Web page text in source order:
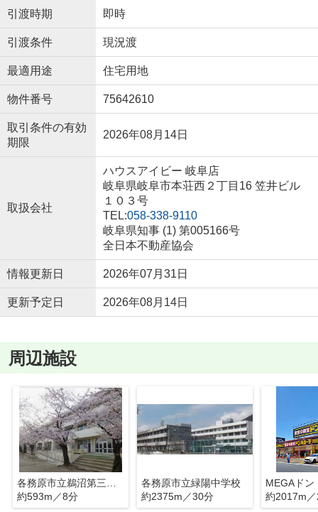
引渡時期 即時
引渡条件 現況渡
最適用途 住宅用地
物件番号 75642610
取引条件の有効
期限
2026年08月14日
取扱会社
ハウスアイビー 岐阜店
岐阜県岐阜市本荘西２丁目16 笠井ビル
１０３号
TEL:058-338-9110
岐阜県知事 (1) 第005166号
全日本不動産協会
情報更新日 2026年07月31日
更新予定日 2026年08月14日
周辺施設
約593m／8分
各務原市立緑陽中学校
約2375m／30分
約2017m